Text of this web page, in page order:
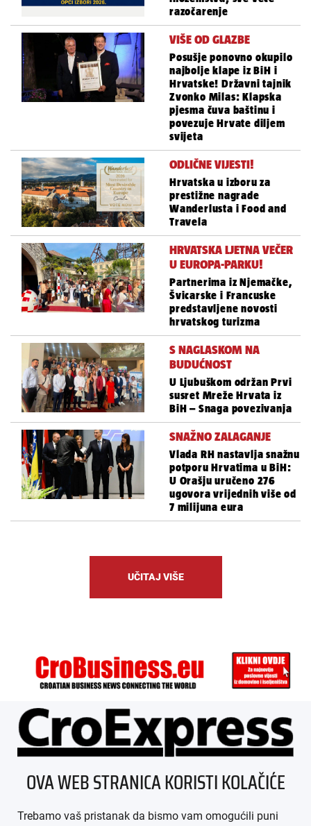
razočarenje
VIŠE OD GLAZBE
Posušje ponovno okupilo
najbolje klape iz BiH i
Hrvatske! Državni tajnik
Zvonko Milas: Klapska
pjesma čuva baštinu i
povezuje Hrvate diljem
svijeta
ODLIČNE VIJESTI!
Hrvatska u izboru za
prestižne nagrade
Wanderlusta i Food and
Travela
HRVATSKA LJETNA VEČER
U EUROPA-PARKU!
Partnerima iz Njemačke,
Švicarske i Francuske
predstavljene novosti
hrvatskog turizma
S NAGLASKOM NA
BUDUĆNOST
U Ljubuškom održan Prvi
susret Mreže Hrvata iz
BiH – Snaga povezivanja
SNAŽNO ZALAGANJE
Vlada RH nastavlja snažnu
potporu Hrvatima u BiH:
U Orašju uručeno 276
ugovora vrijednih više od
7 milijuna eura
UČITAJ VIŠE
ÜBER UNS
IMPRESSUM
AGB
OVA WEB STRANICA KORISTI KOLAČIĆE
Trebamo vaš pristanak da bismo vam omogućili puni